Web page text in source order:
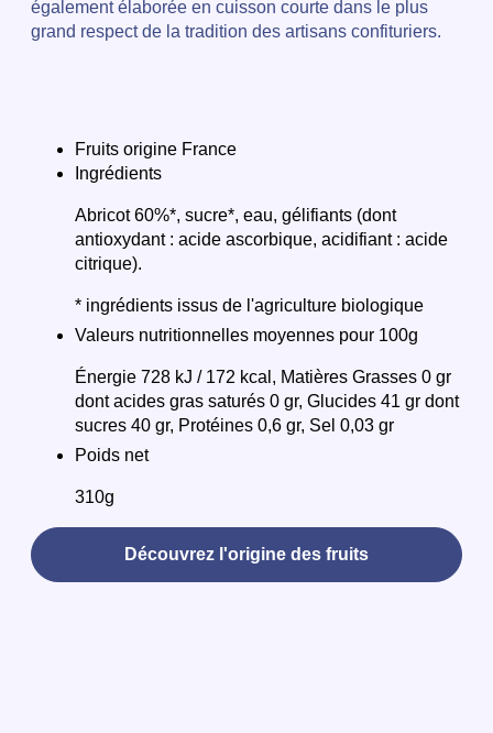
également élaborée en cuisson courte dans le plus
grand respect de la tradition des artisans confituriers.
Fruits origine France
Ingrédients
Abricot 60%*, sucre*, eau, gélifiants (dont
antioxydant : acide ascorbique, acidifiant : acide
citrique).
* ingrédients issus de l'agriculture biologique
Valeurs nutritionnelles moyennes pour 100g
Énergie 728 kJ / 172 kcal, Matières Grasses 0 gr
dont acides gras saturés 0 gr, Glucides 41 gr dont
sucres 40 gr, Protéines 0,6 gr, Sel 0,03 gr
Poids net
310g
Découvrez l'origine des fruits